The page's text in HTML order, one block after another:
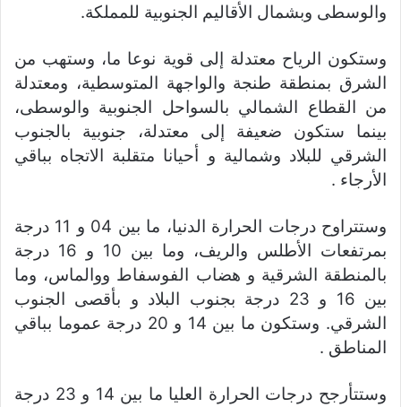
والوسطى وبشمال الأقاليم الجنوبية للمملكة.
وستكون الرياح معتدلة إلى قوية نوعا ما، وستهب من
الشرق بمنطقة طنجة والواجهة المتوسطية، ومعتدلة
من القطاع الشمالي بالسواحل الجنوبية والوسطى،
بينما ستكون ضعيفة إلى معتدلة، جنوبية بالجنوب
الشرقي للبلاد وشمالية و أحيانا متقلبة الاتجاه بباقي
الأرجاء .
وستتراوح درجات الحرارة الدنيا، ما بين 04 و 11 درجة
بمرتفعات الأطلس والريف، وما بين 10 و 16 درجة
بالمنطقة الشرقية و هضاب الفوسفاط ووالماس، وما
بين 16 و 23 درجة بجنوب البلاد و بأقصى الجنوب
الشرقي. وستكون ما بين 14 و 20 درجة عموما بباقي
المناطق .
وستتأرجح درجات الحرارة العليا ما بين 14 و 23 درجة